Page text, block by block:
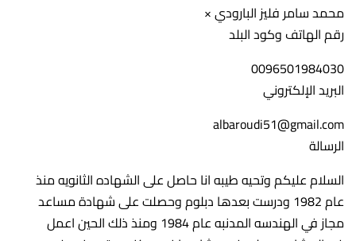
محمد سامر فليز البارودي ×
رقم الهاتف وكود البلد
0096501984030
البريد الإلكتروني
albaroudi51@gmail.com
الرسالة
السلام عليكم وتحيه طيبه انا حاصل على الشهاده الثانويه منذ
عام 1982 ودرست بعدها دبلوم وحصلت على شهادة مساعد
مجاز في الهندسه المدنبه عام 1984 ومنذ ذلك الحين اعمل